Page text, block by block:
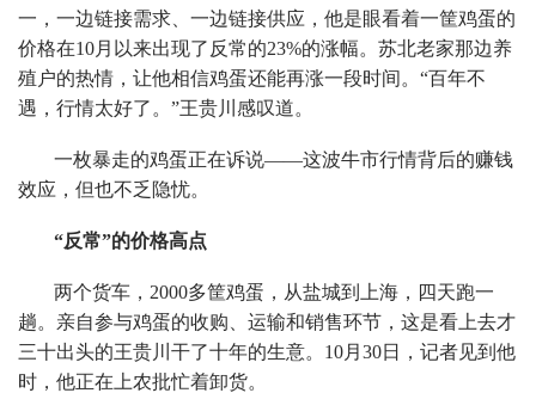
一，一边链接需求、一边链接供应，他是眼看着一筐鸡蛋的
价格在10月以来出现了反常的23%的涨幅。苏北老家那边养
殖户的热情，让他相信鸡蛋还能再涨一段时间。“百年不
遇，行情太好了。”王贵川感叹道。
一枚暴走的鸡蛋正在诉说——这波牛市行情背后的赚钱
效应，但也不乏隐忧。
“反常”的价格高点
两个货车，2000多筐鸡蛋，从盐城到上海，四天跑一
趟。亲自参与鸡蛋的收购、运输和销售环节，这是看上去才
三十出头的王贵川干了十年的生意。10月30日，记者见到他
时，他正在上农批忙着卸货。